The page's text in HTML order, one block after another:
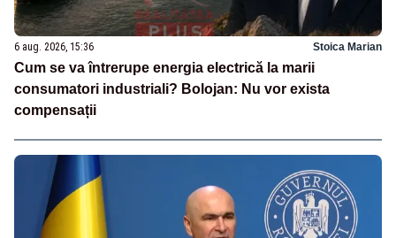
6 aug. 2026, 15:36 Stoica Marian
Cum se va întrerupe energia electrică la marii
consumatori industriali? Bolojan: Nu vor exista
compensații